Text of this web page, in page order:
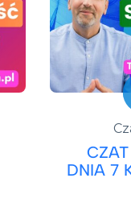
DNIA 7